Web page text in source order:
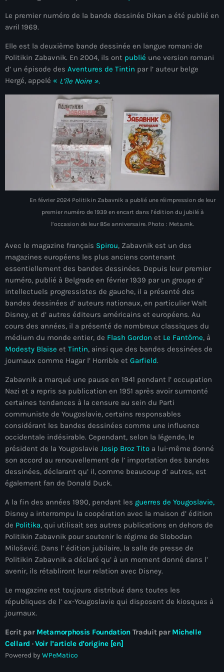
#NouPaKaTannAnkò
#Woyyycolumn
1937 parsley massacre
2024 Elections
2024 Paris Olympics
2024 summer olympics
2025 Elections
2026 World Cup Qualifiers
34th cohort of the PNH
400 Mawozo
400 Mawozo gang
739 new officers
79th UN General Assembly
A lire
AAN
Abrite-toi
Acte de l'Indépendance d'Haiti
Action humanitaire
activism
Actualités
Adriano Espaillat
Advox
Aéroport Antoine Simon des Cayes
Aéroport international Toussaint Louverture
Afghanistan
Afrique du Nord et Moyen-Orient
Afrique Sub-Saharienne
agri-food
Agriculture
Agriculture & Environment
Le premier numéro de la bande dessinée Dikan a été publié en
avril 1969.
Elle est la deuxième bande dessinée en langue romani de
Politikin Zabavnik. En 2004, ils ont publié une version romani
d’ un épisode des Aventures de Tintin par l’ auteur belge
Hergé, appelé « L’île Noire ».
En février 2024 Politikin Zabavnik a publié une réimpression de leur
premier numéro de 1939 en encart dans l’édition du jubilé à
l’occasion de leur 85e anniversaire. Photo : Meta.mk.
Avec le magazine français Spirou, Zabavnik est un des
magazines européens les plus anciens contenant
essentiellement des bandes dessinées. Depuis leur premier
numéro, publié à Belgrade en février 1939 par un groupe d’
intellectuels progressistes de gauche, il a présenté des
bandes dessinées d’ auteurs nationaux, en particulier Walt
Disney, et d’ autres éditeurs américains et européens. Au
cours des années, il a présenté de nombreux classiques du
médium du monde entier, de Flash Gordon et Le Fantôme, à
Modesty Blaise et Tintin, ainsi que des bandes dessinées de
journaux comme Hagar l’ Horrible et Garfield.
Zabavnik a marqué une pause en 1941 pendant l’ occupation
Nazi et a repris sa publication en 1951 après avoir surmonté
certaines tendances à la censure au sein du Parti
communiste de Yougoslavie, certains responsables
considérant les bandes dessinées comme une influence
occidentale indésirable. Cependant, selon la légende, le
président de la Yougoslavie Josip Broz Tito a lui-même donné
son accord au renouvellement de l’ importation des bandes
dessinées, déclarant qu’ il, comme beaucoup d’ autres, est
également fan de Donald Duck.
A la fin des années 1990, pendant les guerres de Yougoslavie,
Disney a interrompu la coopération avec la maison d’ édition
de Politika, qui utilisait ses autres publications en dehors de
Politikin Zabavnik pour soutenir le régime de Slobodan
Milošević. Dans l’ édition jubilaire, la salle de presse de
Politikin Zabavnik a déclaré qu’ à un moment donné dans l’
avenir, ils rétabliront leur relation avec Disney.
Le magazine est toujours distribué dans toutes les
républiques de l’ ex-Yougoslavie qui disposent de kiosques à
journaux.
Ecrit par Metamorphosis Foundation Traduit par Michelle
Cellard ·Voir l’article d’origine [en]
Powered by WPeMatico